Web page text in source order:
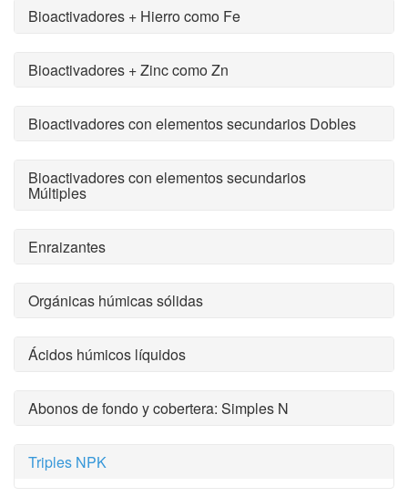
Bioactivadores + Hierro como Fe
Bioactivadores + Zinc como Zn
Bioactivadores con elementos secundarios Dobles
Bioactivadores con elementos secundarios
Múltiples
Enraizantes
Orgánicas húmicas sólidas
Ácidos húmicos líquidos
Abonos de fondo y cobertera: Simples N
Triples NPK